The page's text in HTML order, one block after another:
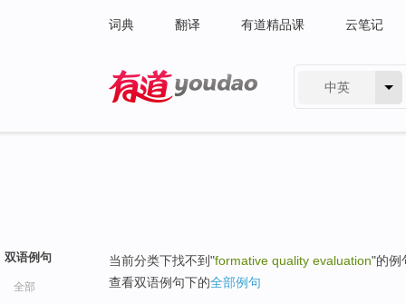
词典 翻译 有道精品课 云笔记
中英
双语例句
全部
当前分类下找不到"formative quality evaluation"的例
查看双语例句下的全部例句